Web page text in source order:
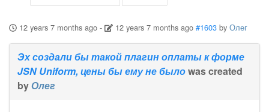
12 years 7 months ago- 12 years 7 months ago #1603 byОлег
Эх создали бы такой плагин оплаты к форме
JSN Uniform, цены бы ему не былоwas created
byОлег